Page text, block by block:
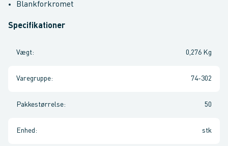
Blankforkromet
Specifikationer
Vægt: 0,276 Kg
Varegruppe: 74-302
Pakkestørrelse: 50
Enhed : stk